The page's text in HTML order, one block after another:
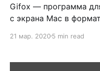
Gifox — программа
с экрана Mac в
происходящее на
что программа умеет
21 мар. 20205 min read